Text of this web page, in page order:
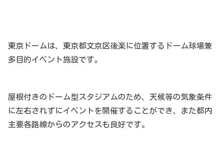
東京ドームは、東京都文京区後楽に位置するドーム球場兼
多目的イベント施設です。
屋根付きのドーム型スタジアムのため、天候等の気象条件
に左右されずにイベントを開催することができ、また都内
主要各路線からのアクセスも良好です。